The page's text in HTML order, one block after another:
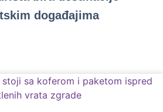
događajima